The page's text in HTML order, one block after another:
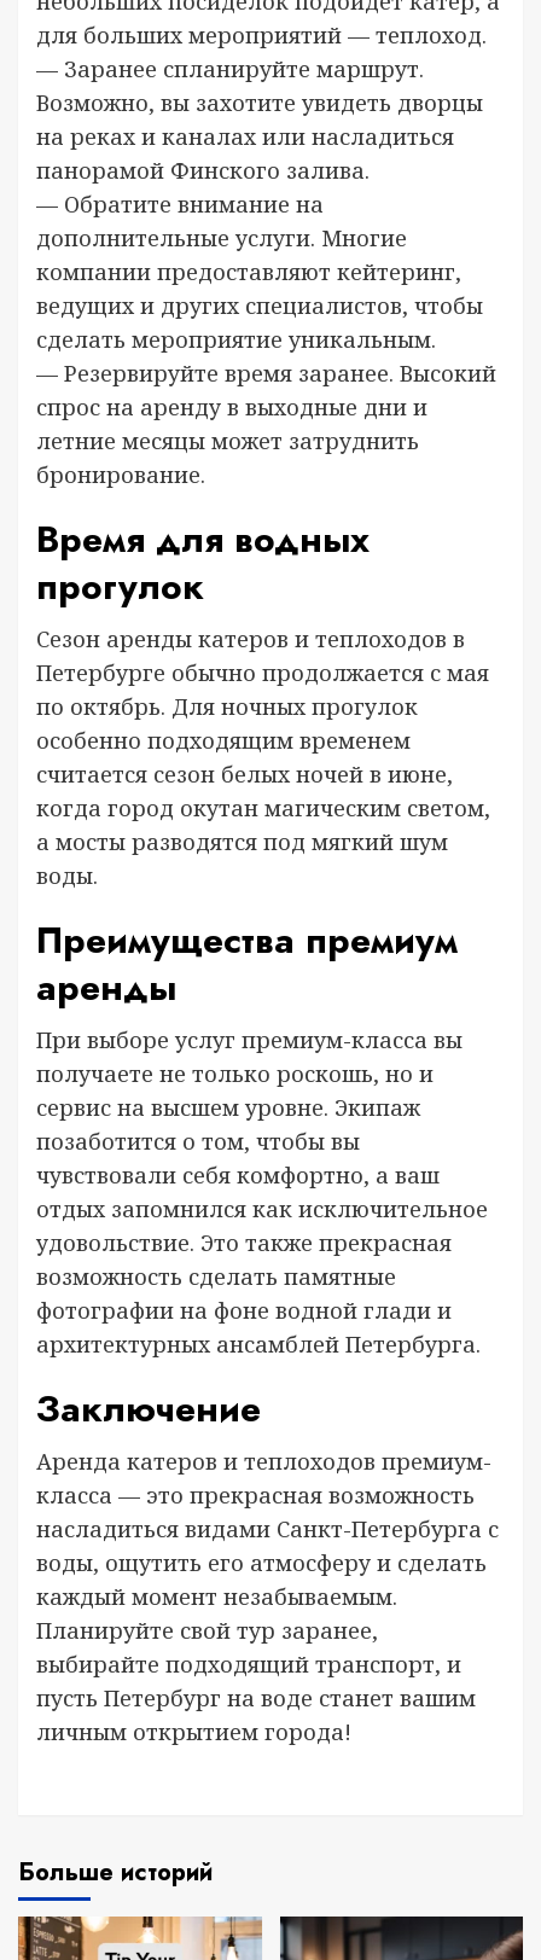
для больших мероприятий — теплоход.
— Заранее спланируйте маршрут.
Возможно, вы захотите увидеть дворцы
на реках и каналах или насладиться
панорамой Финского залива.
— Обратите внимание на
дополнительные услуги. Многие
компании предоставляют кейтеринг,
ведущих и других специалистов, чтобы
сделать мероприятие уникальным.
— Резервируйте время заранее. Высокий
спрос на аренду в выходные дни и
летние месяцы может затруднить
бронирование.
Время для водных
прогулок
Сезон аренды катеров и теплоходов в
Петербурге обычно продолжается с мая
по октябрь. Для ночных прогулок
особенно подходящим временем
считается сезон белых ночей в июне,
когда город окутан магическим светом,
а мосты разводятся под мягкий шум
воды.
Преимущества премиум
аренды
При выборе услуг премиум-класса вы
получаете не только роскошь, но и
сервис на высшем уровне. Экипаж
позаботится о том, чтобы вы
чувствовали себя комфортно, а ваш
отдых запомнился как исключительное
удовольствие. Это также прекрасная
возможность сделать памятные
фотографии на фоне водной глади и
архитектурных ансамблей Петербурга.
Заключение
Аренда катеров и теплоходов премиум-
класса — это прекрасная возможность
насладиться видами Санкт-Петербурга с
воды, ощутить его атмосферу и сделать
каждый момент незабываемым.
Планируйте свой тур заранее,
выбирайте подходящий транспорт, и
пусть Петербург на воде станет вашим
личным открытием города!
Больше историй